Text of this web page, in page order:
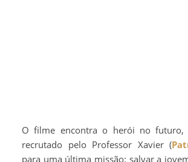
O filme encontra o herói no futuro,
recrutado pelo Professor Xavier (
para uma última missão: salvar a